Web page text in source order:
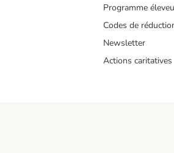
Programme
Codes de
Newsletter
Actions caritatives